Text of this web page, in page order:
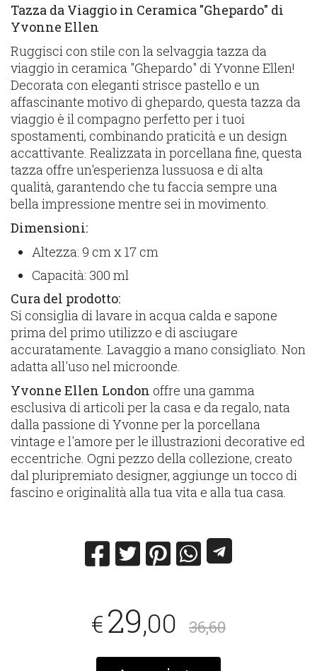
Tazza da Viaggio in Ceramica "Ghepardo" di
Yvonne Ellen
Ruggisci con stile con la selvaggia tazza da
viaggio in ceramica "Ghepardo" di Yvonne Ellen!
Decorata con eleganti strisce pastello e un
affascinante motivo di ghepardo, questa tazza da
viaggio è il compagno perfetto per i tuoi
spostamenti, combinando praticità e un design
accattivante. Realizzata in porcellana fine, questa
tazza offre un'esperienza lussuosa e di alta
qualità, garantendo che tu faccia sempre una
bella impressione mentre sei in movimento.
Dimensioni:
Altezza: 9 cm x 17 cm
Capacità: 300 ml
Cura del prodotto:
Si consiglia di lavare in acqua calda e sapone
prima del primo utilizzo e di asciugare
accuratamente. Lavaggio a mano consigliato. Non
adatta all'uso nel microonde.
Yvonne Ellen London offre una gamma
esclusiva di articoli per la casa e da regalo, nata
dalla passione di Yvonne per la porcellana
vintage e l'amore per le illustrazioni decorative ed
eccentriche. Ogni pezzo della collezione, creato
dal pluripremiato designer, aggiunge un tocco di
fascino e originalità alla tua vita e alla tua casa.
€29,00 36,60